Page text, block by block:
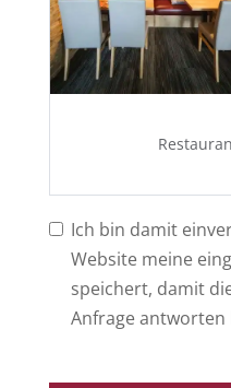
Ich bin damit
Website meine
speichert, damit
Anfrage antworten